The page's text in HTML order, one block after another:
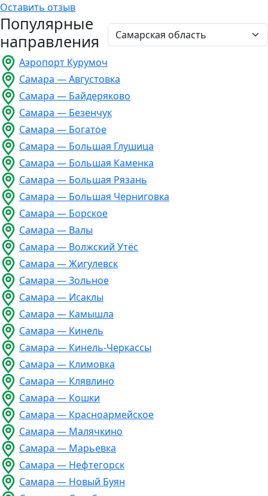
Оставить отзыв
Популярные
направления
Аэропорт Курумоч
Самара — Августовка
Самара — Байдеряково
Самара — Безенчук
Самара — Богатое
Самара — Большая Глушица
Самара — Большая Каменка
Самара — Большая Рязань
Самара — Большая Черниговка
Самара — Борское
Самара — Валы
Самара — Волжский Утёс
Самара — Жигулевск
Самара — Зольное
Самара — Исаклы
Самара — Камышла
Самара — Кинель
Самара — Кинель-Черкассы
Самара — Климовка
Самара — Клявлино
Самара — Кошки
Самара — Красноармейское
Самара — Малячкино
Самара — Марьевка
Самара — Нефтегорск
Самара — Новый Буян